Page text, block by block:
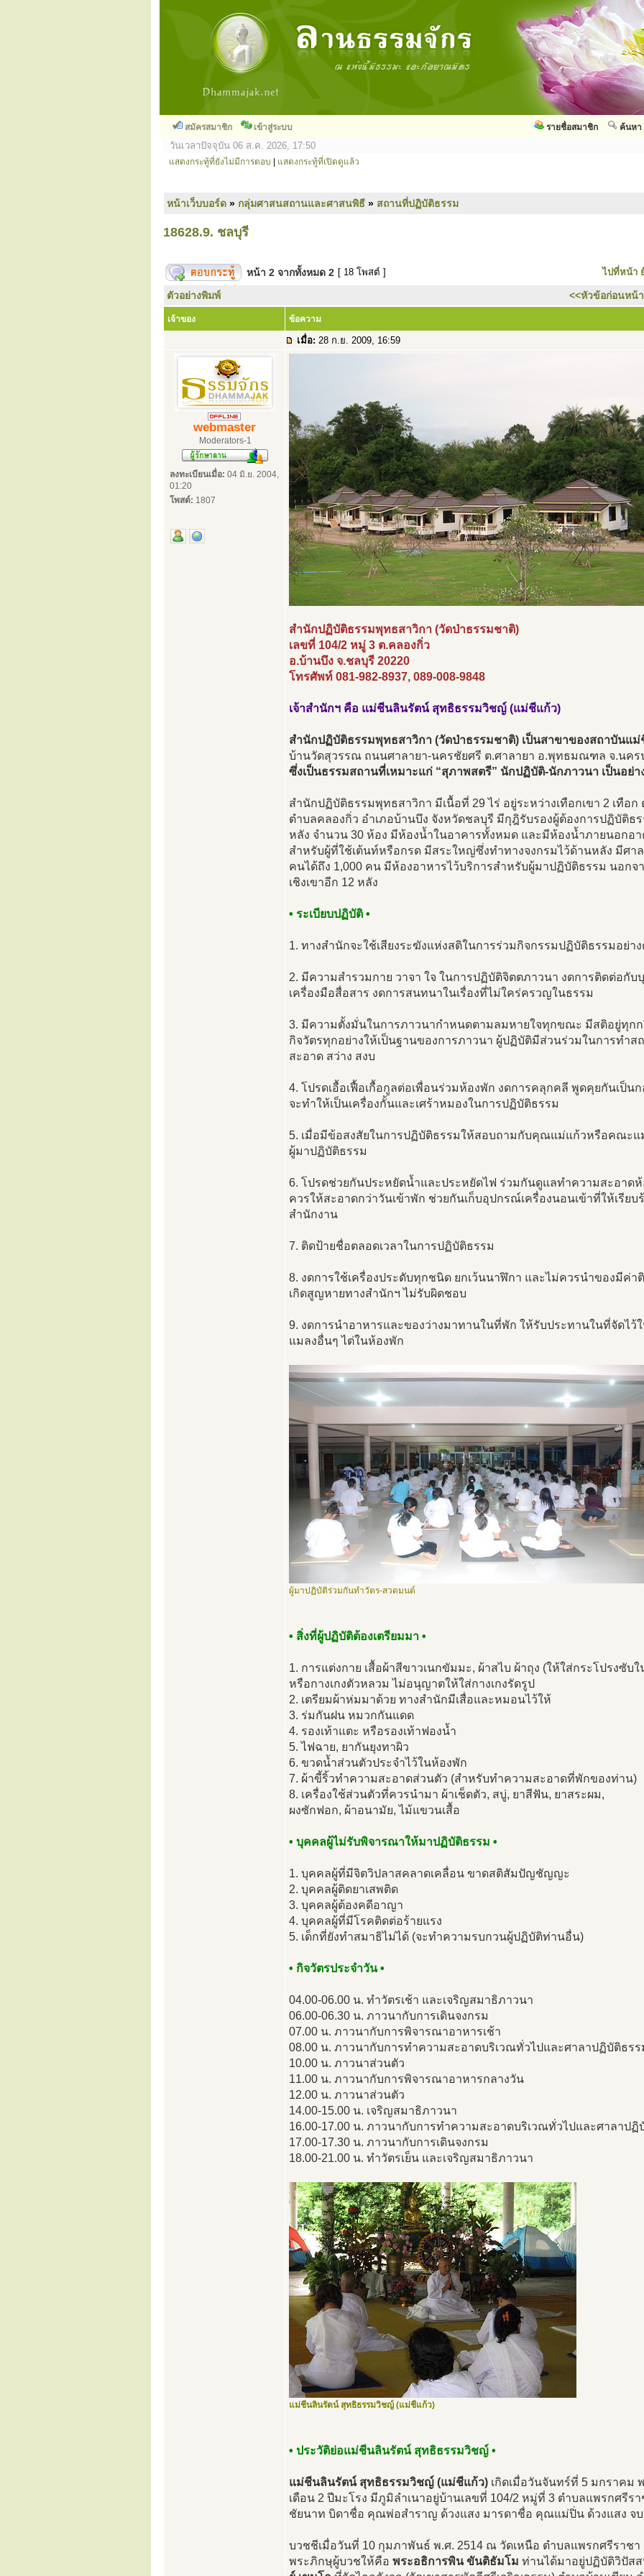
สมัครสมาชิก เข้าสู่ระบบ ค้นหา
รายชื่อสมาชิก
วันเวลาปัจจุบัน 06 ส.ค. 2026, 17:50
แสดงกระทู้ที่ยังไม่มีการตอบ แสดงกระทู้ที่เปิดดูแล้ว
หน้าเว็บบอร์ด » กลุ่มศาสนสถานและศาสนพิธี » สถานที่ปฏิบัติธรรม
18628.9. ชลบุรี
หน้า 2 จากทั้งหมด 2 [ 18 โพสต์ ] ไปที่หน้า
ตัวอย่างพิมพ์ <<หัวข้อก่อนหน้า
เจ้าของ ข้อความ
เมื่อ: 28 ก.ย. 2009, 16:59
webmaster
Moderators-1
ลงทะเบียนเมื่อ: 04 มิ.ย. 2004,
01:20
โพสต์: 1807
สำนักปฏิบัติธรรมพุทธสาวิกา (วัดป่าธรรมชาติ)
เลขที่ 104/2 หมู่ 3 ต.คลองกิ่ว
อ.บ้านบึง จ.ชลบุรี 20220
โทรศัพท์ 081-982-8937, 089-008-9848
เจ้าสำนักฯ คือ แม่ชีนลินรัตน์ สุทธิธรรมวิชญ์ (แม่ชีแก้ว)
สำนักปฏิบัติธรรมพุทธสาวิกา (วัดป่าธรรมชาติ) เป็นสาขาของสถาบันแม่
บ้านวัดสุวรรณ ถนนศาลายา-นครชัยศรี ต.ศาลายา อ.พุทธมณฑล จ.นคร
ซึ่งเป็นธรรมสถานที่เหมาะแก่ “สุภาพสตรี” นักปฏิบัติ-นักภาวนา เป็นอย่า
สำนักปฏิบัติธรรมพุทธสาวิกา มีเนื้อที่ 29 ไร่ อยู่ระหว่างเทือกเขา 2 เทือ
ตำบลคลองกิ่ว อำเภอบ้านบึง จังหวัดชลบุรี มีกุฎิรับรองผู้ต้องการปฏิบัติธ
หลัง จำนวน 30 ห้อง มีห้องน้ำในอาคารทั้งหมด และมีห้องน้ำภายนอกอา
สำหรับผู้ที่ใช้เต้นท์หรือกรด มีสระใหญ่ซึ่งทำทางจงกรมไว้ด้านหลัง มีศา
คนได้ถึง 1,000 คน มีห้องอาหารไว้บริการสำหรับผู้มาปฏิบัติธรรม นอก
เชิงเขาอีก 12 หลัง
• ระเบียบปฏิบัติ •
1. ทางสำนักจะใช้เสียงระฆังแห่งสติในการร่วมกิจกรรมปฏิบัติธรรมอย่า
2. มีความสำรวมกาย วาจา ใจ ในการปฏิบัติจิตตภาวนา งดการติดต่อกั
เครื่องมือสื่อสาร งดการสนทนาในเรื่องที่ไม่ใคร่ครวญในธรรม
3. มีความตั้งมั่นในการภาวนากำหนดตามลมหายใจทุกขณะ มีสติอยู่ทุกก
กิจวัตรทุกอย่างให้เป็นฐานของการภาวนา ผู้ปฏิบัติมีส่วนร่วมในการทำส
สะอาด สว่าง สงบ
4. โปรดเอื้อเฟื้อเกื้อกูลต่อเพื่อนร่วมห้องพัก งดการคลุกคลี พูดคุยกันเป็นก
จะทำให้เป็นเครื่องกั้นและเศร้าหมองในการปฏิบัติธรรม
5. เมื่อมีข้อสงสัยในการปฏิบัติธรรมให้สอบถามกับคุณแม่แก้วหรือคณะแ
ผู้มาปฏิบัติธรรม
6. โปรดช่วยกันประหยัดน้ำและประหยัดไฟ ร่วมกันดูแลทำความสะอาด
ควรให้สะอาดกว่าวันเข้าพัก ช่วยกันเก็บอุปกรณ์เครื่องนอนเข้าที่ให้เรีย
สำนักงาน
7. ติดป้ายชื่อตลอดเวลาในการปฏิบัติธรรม
8. งดการใช้เครื่องประดับทุกชนิด ยกเว้นนาฬิกา และไม่ควรนำของมีค่
เกิดสูญหายทางสำนักฯ ไม่รับผิดชอบ
9. งดการนำอาหารและของว่างมาทานในที่พัก ให้รับประทานในที่จัดไว้
แมลงอื่นๆ ไต่ในห้องพัก
ผู้มาปฏิบัติร่วมกันทำวัตร-สวดมนต์
• สิ่งที่ผู้ปฏิบัติต้องเตรียมมา •
1. การแต่งกาย เสื้อผ้าสีขาวเนกขัมมะ, ผ้าสไบ ผ้าถุง (ให้ใส่กระโปรงซับใ
หรือกางเกงตัวหลวม ไม่อนุญาตให้ใส่กางเกงรัดรูป
2. เตรียมผ้าห่มมาด้วย ทางสำนักมีเสื่อและหมอนไว้ให้
3. ร่มกันฝน หมวกกันแดด
4. รองเท้าแตะ หรือรองเท้าฟองน้ำ
5. ไฟฉาย, ยากันยุงทาผิว
6. ขวดน้ำส่วนตัวประจำไว้ในห้องพัก
7. ผ้าขี้ริ้วทำความสะอาดส่วนตัว (สำหรับทำความสะอาดที่พักของท่าน)
8. เครื่องใช้ส่วนตัวที่ควรนำมา ผ้าเช็ดตัว, สบู่, ยาสีฟัน, ยาสระผม,
ผงซักฟอก, ผ้าอนามัย, ไม้แขวนเสื้อ
• บุคคลผู้ไม่รับพิจารณาให้มาปฏิบัติธรรม •
1. บุคคลผู้ที่มีจิตวิปลาสคลาดเคลื่อน ขาดสติสัมปัญชัญญะ
2. บุคคลผู้ติดยาเสพติด
3. บุคคลผู้ต้องคดีอาญา
4. บุคคลผู้ที่มีโรคติดต่อร้ายแรง
5. เด็กที่ยังทำสมาธิไม่ได้ (จะทำความรบกวนผู้ปฏิบัติท่านอื่น)
• กิจวัตรประจำวัน •
04.00-06.00 น. ทำวัตรเช้า และเจริญสมาธิภาวนา
06.00-06.30 น. ภาวนากับการเดินจงกรม
07.00 น. ภาวนากับการพิจารณาอาหารเช้า
08.00 น. ภาวนากับการทำความสะอาดบริเวณทั่วไปและศาลาปฏิบัติธรร
10.00 น. ภาวนาส่วนตัว
11.00 น. ภาวนากับการพิจารณาอาหารกลางวัน
12.00 น. ภาวนาส่วนตัว
14.00-15.00 น. เจริญสมาธิภาวนา
16.00-17.00 น. ภาวนากับการทำความสะอาดบริเวณทั่วไปและศาลาปฏิ
17.00-17.30 น. ภาวนากับการเดินจงกรม
18.00-21.00 น. ทำวัตรเย็น และเจริญสมาธิภาวนา
แม่ชีนลินรัตน์ สุทธิธรรมวิชญ์ (แม่ชีแก้ว)
• ประวัติย่อแม่ชีนลินรัตน์ สุทธิธรรมวิชญ์ •
แม่ชีนลินรัตน์ สุทธิธรรมวิชญ์ (แม่ชีแก้ว) เกิดเมื่อวันจันทร์ที่ 5 มกราคม
เดือน 2 ปีมะโรง มีภูมิลำเนาอยู่บ้านเลขที่ 104/2 หมู่ที่ 3 ตำบลแพรกศรีร
ชัยนาท บิดาชื่อ คุณพ่อสำราญ ด้วงแสง มารดาชื่อ คุณแม่ปิ่น ด้วงแสง จ
บวชชีเมื่อวันที่ 10 กุมภาพันธ์ พ.ศ. 2514 ณ วัดเหนือ ตำบลแพรกศรีราชา
พระภิกษุผู้บวชให้คือ พระอธิการพิน ขันติธัมโม ท่านได้มาอยู่ปฏิบัติวิปัส